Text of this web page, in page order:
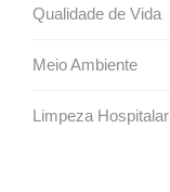
Qualidade de Vida
Meio Ambiente
Limpeza Hospitalar